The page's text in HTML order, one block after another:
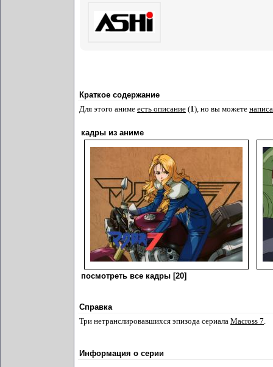
Краткое содержание
Для этого аниме есть описание (1), но вы можете
кадры из аниме
посмотреть все кадры [20]
Справка
Три нетранслировавшихся эпизода сериала Macross 7.
Информация о серии